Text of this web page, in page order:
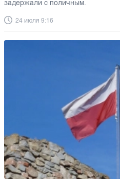
задержали с поличным.
24 июля 9:16